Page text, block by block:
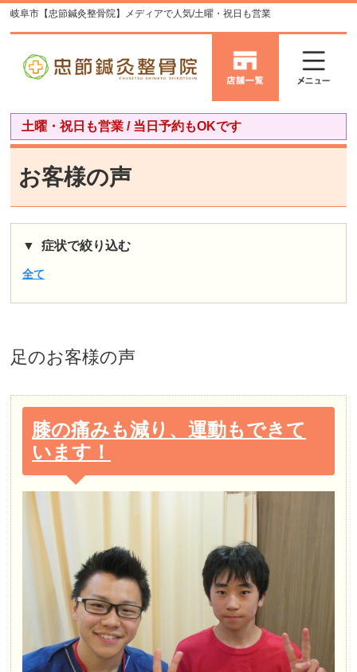
岐阜市【忠節鍼灸整骨院】メディアで人気/土曜・祝日も営業
土曜・祝日も営業 / 当日予約もOKです
お客様の声
症状で絞り込む
全て
足のお客様の声
膝の痛みも減り、運動もできて
います！